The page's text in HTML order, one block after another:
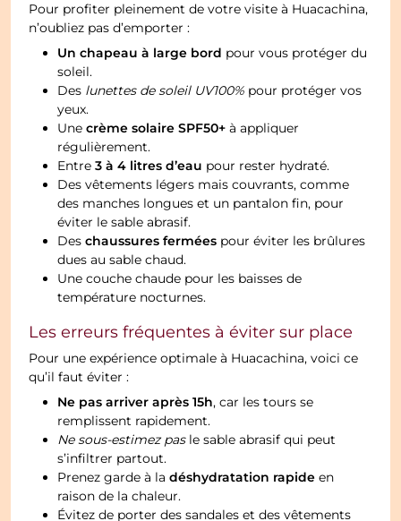
Pour profiter pleinement de votre visite à Huacachina,
n’oubliez pas d’emporter :
Un chapeau à large bord pour vous protéger du
soleil.
Des lunettes de soleil UV100% pour protéger vos
yeux.
Unecrème solaire SPF50+ à appliquer
régulièrement.
Entre3 à 4 litres d’eau pour rester hydraté.
Des vêtements légers mais couvrants, comme
des manches longues et un pantalon fin, pour
éviter le sable abrasif.
Deschaussures fermées pour éviter les brûlures
dues au sable chaud.
Une couche chaude pour les baisses de
température nocturnes.
Les erreurs fréquentes à éviter sur place
Pour une expérience optimale à Huacachina, voici ce
qu’il faut éviter :
Ne pas arriver après 15h, car les tours se
remplissent rapidement.
Ne sous-estimez pasle sable abrasif qui peut
s’infiltrer partout.
Prenez garde à ladéshydratation rapide en
raison de la chaleur.
Évitez de porter des sandales et des vêtements